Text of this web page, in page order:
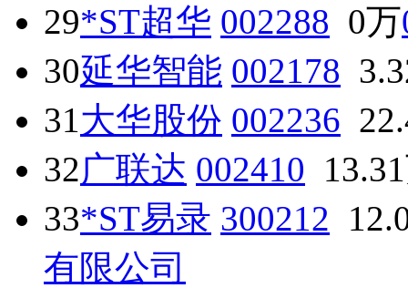
29*ST超华 002288 0万
30延华智能 002178
31大华股份 002236
32广联达 002410
33*ST易录 300212
有限公司